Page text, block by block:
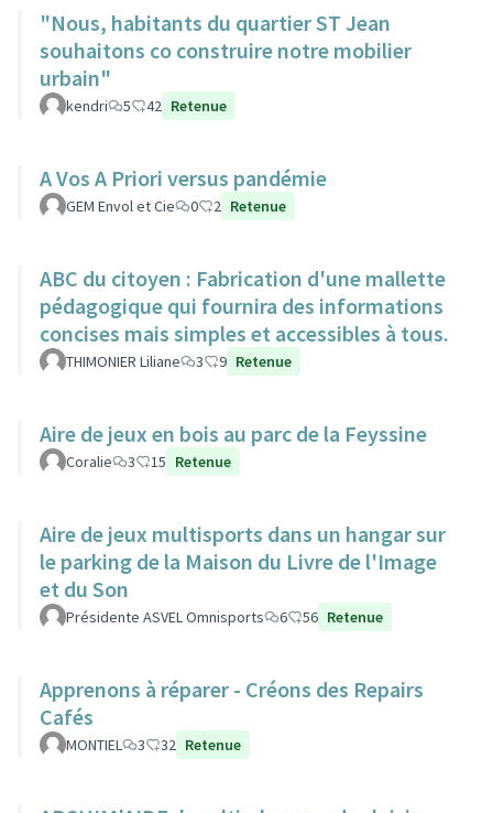
"Nous, habitants du quartier ST Jean
souhaitons co construire notre mobilier
urbain"
kendri 5 42 Retenue
A Vos A Priori versus pandémie
GEM Envol et Cie 0 2 Retenue
ABC du citoyen : Fabrication d'une mallette
pédagogique qui fournira des informations
concises mais simples et accessibles à tous.
THIMONIER Liliane 3 9 Retenue
Aire de jeux en bois au parc de la Feyssine
Coralie 3 15 Retenue
Aire de jeux multisports dans un hangar sur
le parking de la Maison du Livre de l'Image
et du Son
Présidente ASVEL Omnisports 6 56 Retenue
Apprenons à réparer - Créons des Repairs
Cafés
MONTIEL 3 32 Retenue